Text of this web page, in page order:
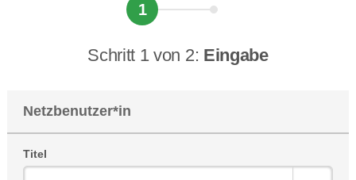
1
Schritt 1 von 2: Eingabe
Netzbenutzer*in
Titel